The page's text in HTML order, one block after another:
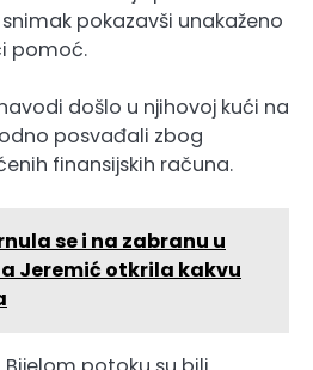
pokazavši unakaženo
pomoć.
došlo u njihovoj kući na
posvađali zbog
finansijskih računa.
se i na zabranu u
Jeremić otkrila kakvu